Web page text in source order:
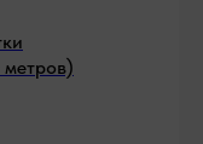
метров)